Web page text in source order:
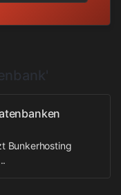
Bunkerhosting